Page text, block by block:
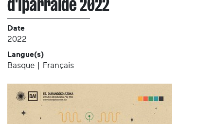
d'Iparralde 2022
Date
2022
Langue(s)
Basque | Français